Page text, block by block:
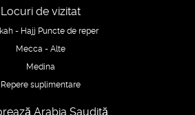
Locuri de vizitat
- Hajj Puncte de reper
Mecca - Alte
Medina
Repere suplimentare
Arabia Saudită